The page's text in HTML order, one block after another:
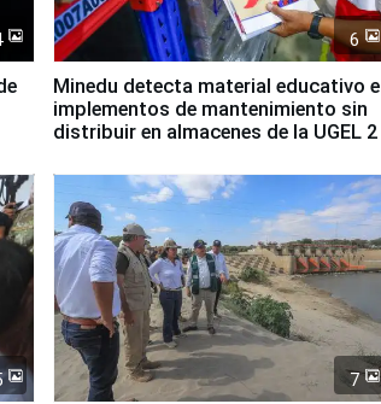
6
Minedu detecta material educativo e
implementos de mantenimiento sin
distribuir en almacenes de la UGEL 2
7